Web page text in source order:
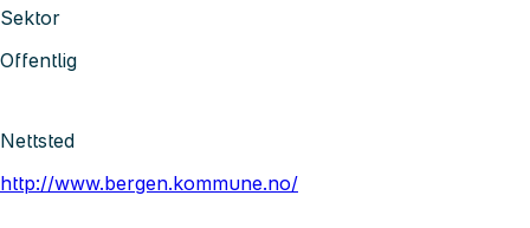
Sektor
Offentlig
Nettsted
http://www.bergen.kommune.no/